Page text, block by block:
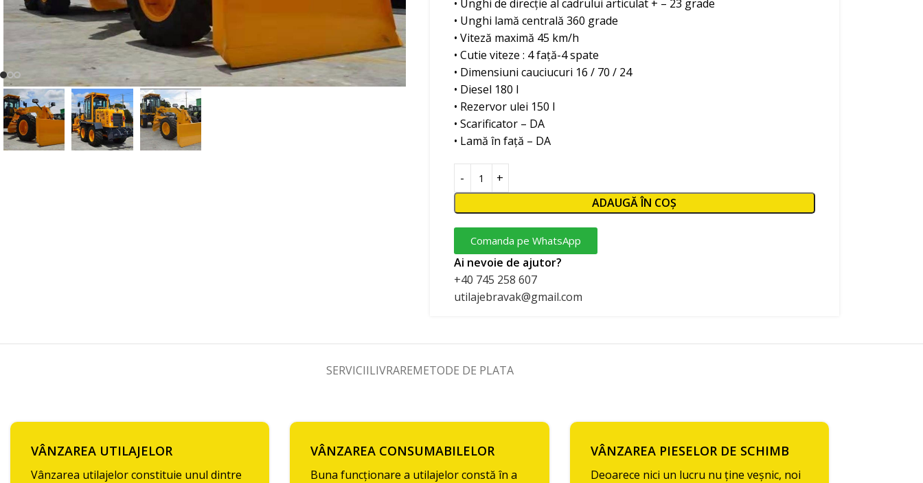
• Unghi de direcție al cadrului articulat + – 23 grade
• Unghi lamă centrală 360 grade
• Viteză maximă 45 km/h
• Cutie viteze : 4 față-4 spate
• Dimensiuni cauciucuri 16 / 70 / 24
• Diesel 180 l
• Rezervor ulei 150 l
• Scarificator – DA
• Lamă în față – DA
ADAUGĂ ÎN COȘ
Comanda pe WhatsApp
Ai nevoie de ajutor?
+40 745 258 607
utilajebravak@gmail.com
SERVICIILIVRAREMETODE DE PLATA
VÂNZAREA UTILAJELOR
Vânzarea utilajelor constituie unul dintre
VÂNZAREA CONSUMABILELOR
Buna funcționare a utilajelor constă în a
VÂNZAREA PIESELOR DE SCHIMB
Deoarece nici un lucru nu ține veșnic, noi